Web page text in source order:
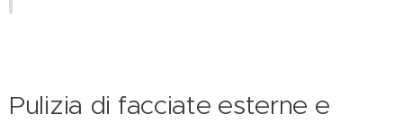
Pulizia di facciate esterne e